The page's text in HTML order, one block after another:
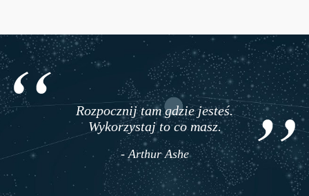
Rozpocznij tam gdzie jesteś.
Wykorzystaj to co masz.
- Arthur Ashe